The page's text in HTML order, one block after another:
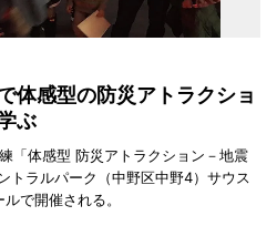
体感型の防災アトラクショ
ぶ
「体感型 防災アトラクション－地震
トラルパーク（中野区中野4）サウス
で開催される。